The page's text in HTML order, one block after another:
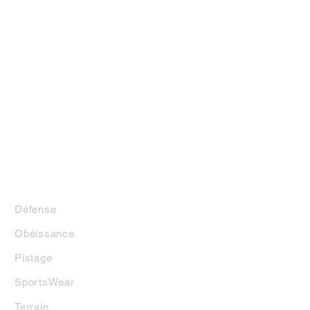
Défense
Obéissance
Pistage
SportsWear
Terrain